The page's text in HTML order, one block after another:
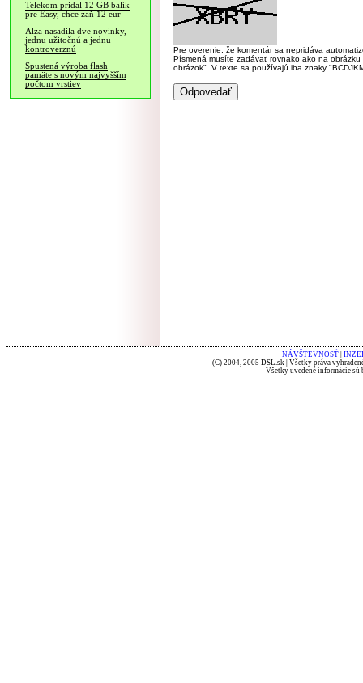
Telekom pridal 12 GB balík
pre Easy, chce zaň 12 eur
Alza nasadila dve novinky,
jednu užitočnú a jednu
kontroverznú
Spustená výroba flash
pamäte s novým najvyšším
počtom vrstiev
Pre overenie, že komentár sa nepridáva
Písmená musíte zadávať rovnako ako na
obrázok". V texte sa používajú iba znaky
NÁVŠTEVNOSŤ
(C) 2004, 2005 DSL.sk | Všetky práva
Všetky uvedené informácie sú